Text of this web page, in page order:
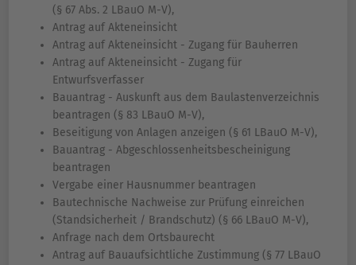
(§ 67 Abs. 2 LBauO M-V),
Antrag auf Akteneinsicht
Antrag auf Akteneinsicht - Zugang für Bauherren
Antrag auf Akteneinsicht - Zugang für
Entwurfsverfasser
Bauantrag - Auskunft aus dem Baulastenverzeichnis
beantragen (§ 83 LBauO M-V),
Beseitigung von Anlagen anzeigen (§ 61 LBauO M-V),
Bauantrag - Abgeschlossenheitsbescheinigung
beantragen
Vergabe einer Hausnummer beantragen
Bautechnische Nachweise zur Prüfung einreichen
(Standsicherheit / Brandschutz) (§ 66 LBauO M-V),
Anfrage nach dem Ortsbaurecht
Antrag auf Bauaufsichtliche Zustimmung (§ 77 LBauO